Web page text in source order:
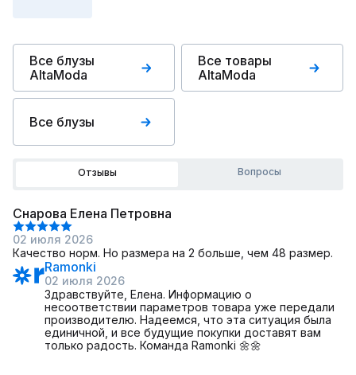
Все блузы
AltaModa
Все товары
AltaModa
Все блузы
Отзывы Вопросы
Снарова Елена Петровна
02 июля 2026
Качество норм. Но размера на 2 больше, чем 48 размер.
Ramonki
02 июля 2026
Здравствуйте, Елена. Информацию о
несоответствии параметров товара уже передали
производителю. Надеемся, что эта ситуация была
единичной, и все будущие покупки доставят вам
только радость. Команда Ramonki 🌼🌼